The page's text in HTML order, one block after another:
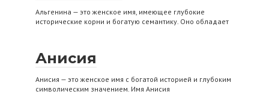
Альгенина — это женское имя, имеющее глубокие
исторические корни и богатую семантику. Оно обладает
Анисия
Анисия — это женское имя с богатой историей и глубоким
символическим значением. Имя Анисия